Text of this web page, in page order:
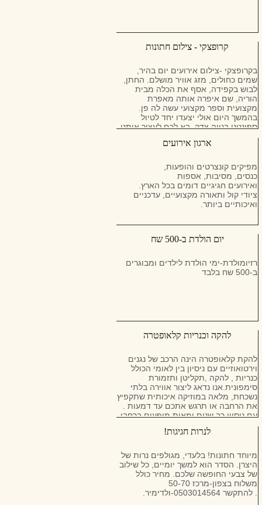
קרופצקי - צילום חתונות
בקרופצקי -צילום אירועים יום בהיר,
שמים כחולים, מזג אוויר מושלם. החתן,
לבוש בקפידה, אסף את הכלה מבית
הוריה, שם איפרה אותה מאפרת
מקצועית וספר מקצועי עשה לה פן.
בהמשך היום אולי יצעדו יחד לטיול
ספונטני בנווה צדק. בא לכם לעצור אותנו
הזה מאה פעם, וזה עוד לפני
דאגה מליבכם, התסריט של לסרט
"החתונה" שלכם עדיין לא נכתב. העבודה
שלנו היא גם האומנות שלנו ואותה לעולם
לא נדחוף לתוך שבלונה, אלא ניצור אותה
כל פעם מחדש, זאת בהתאם לאנשים
צילום מושלמת מבית קנון, הכוללת
המבטיחה צילום אירועים חדים, צבעים
אותנטיים ודיוק באין ספור פרטים,
המאפשרות לנו להוציא לדפוס את כל מה
עימנו קשר עוד היום, הרי לא נוכל להתחיל
לכתוב את התסריט בלעדיכם.
ארגון אירועים
מפיקים קונצרטים והופעות,
כנסים, מסיבות, אספות
ואירועים חגיגיים דומים בכל הארץ.
ציודי קול ותאורה מקצועיים, עדכניים
ואיכותיים ביותר.
יום הולדת ב-500 שח
רזיומולדת-ימי הולדת לילדים ומבוגרים
ב-500 שח בלבד
להקה וכנריות קלאופטרה
להקת קלאופטרה הינה הרכב של נגנים
וירטואוזיים עם ניסיון בין לאומי הכולל
כנריות , להקה ,תקליטן ותזמורת
סימפונית.אנו נדאג ליצור אווירה בלתי
נשכחת, מלאה במוזיקה איכותית שתקפיץ
את הרחבה או תרגש אתכם עד דמעות .
עם ניסיון רב שנים ומאות מופעים ברחבי
לאירוע מושלם ביותר!
לנרות חגיגות!
מיוחד חתונות! בלעדי, מגולפים נרות של
היצרן. הסדר הוא למשך יומיים, כל שילוב
של צבעי החופשה שלכם. מחיר כולל
משלוח בצפון-מרכז 50-70
. להתקשר 0503014564-ולדימיר.